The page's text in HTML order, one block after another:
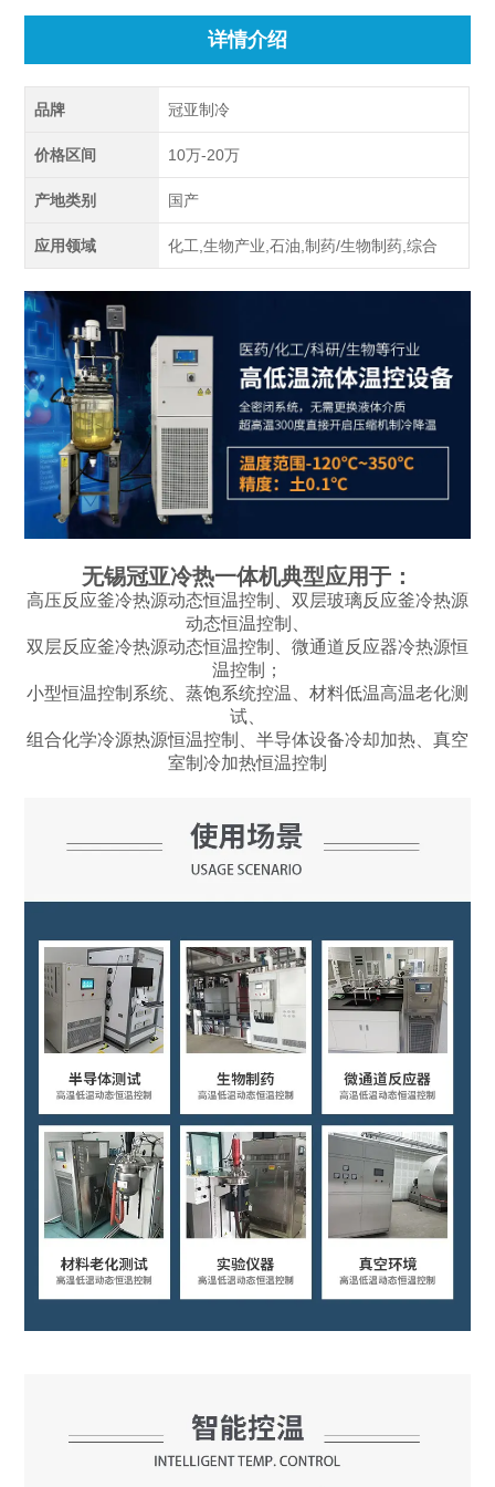
详情介绍
品牌 冠亚制冷
价格区间 10万-20万
产地类别 国产
应用领域 化工,生物产业,石油,制药/生物制药,综合
无锡冠亚冷热一体机典型应用于：
高压反应釜冷热源动态恒温控制、双层玻璃反应釜冷热源
动态恒温控制、
双层反应釜冷热源动态恒温控制、微通道反应器冷热源恒
温控制；
小型恒温控制系统、蒸饱系统控温、材料低温高温老化测
试、
组合化学冷源热源恒温控制、半导体设备冷却加热、真空
室制冷加热恒温控制